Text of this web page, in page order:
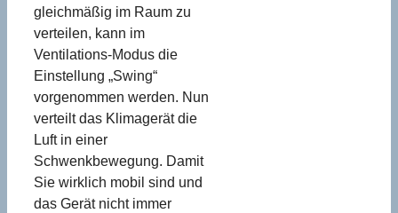
gleichmäßig im Raum zu
verteilen, kann im
Ventilations-Modus die
Einstellung „Swing“
vorgenommen werden. Nun
verteilt das Klimagerät die
Luft in einer
Schwenkbewegung. Damit
Sie wirklich mobil sind und
das Gerät nicht immer